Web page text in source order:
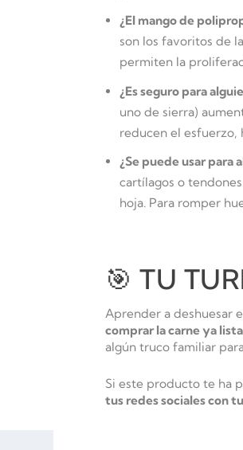
¿El mango de
son los favoritos de
permiten la
¿Es seguro para
uno de sierra)
reducen el esfuerzo,
¿Se puede usar para
cartílagos o
hoja. Para romper
🎯 TU
Aprender a deshuesar
comprar la carne ya
algún truco familiar
Si este producto te ha
tus redes sociales con